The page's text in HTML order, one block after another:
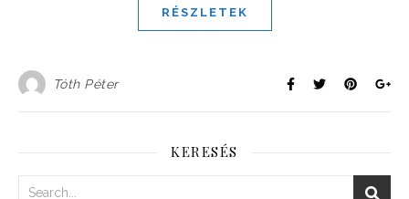
RÉSZLETEK
Tóth Péter
KERESÉS